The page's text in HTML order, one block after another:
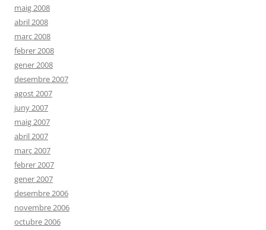
maig 2008
abril 2008
març 2008
febrer 2008
gener 2008
desembre 2007
agost 2007
juny 2007
maig 2007
abril 2007
març 2007
febrer 2007
gener 2007
desembre 2006
novembre 2006
octubre 2006